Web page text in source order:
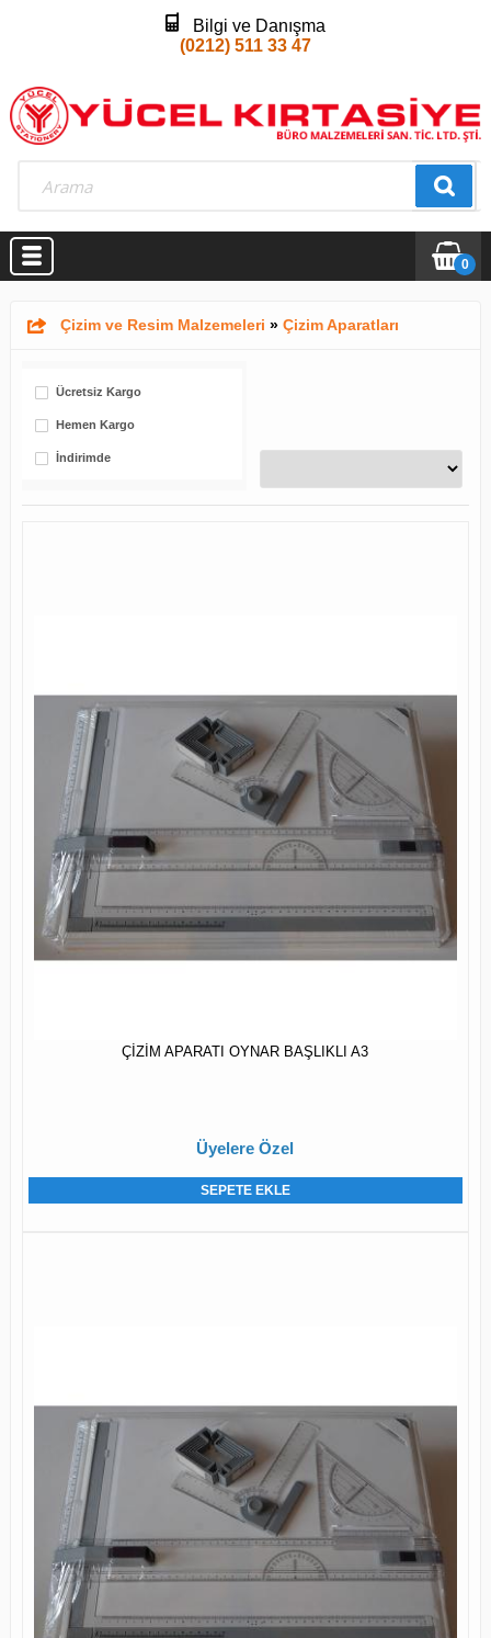
Bilgi ve Danışma
(0212) 511 33 47
0
Çizim ve Resim Malzemeleri » Çizim Aparatları
Ücretsiz Kargo
Hemen Kargo
İndirimde
ÇİZİM APARATI OYNAR BAŞLIKLI A3
Üyelere Özel
SEPETE EKLE